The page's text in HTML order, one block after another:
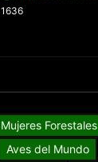
Forestales
Aves del Mundo